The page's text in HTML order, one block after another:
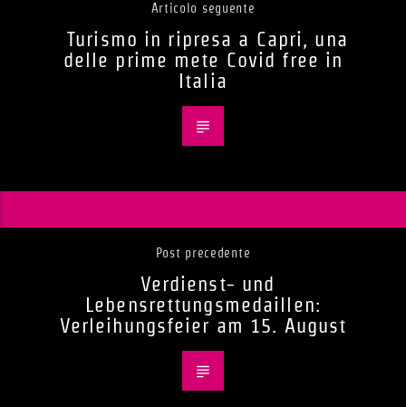
Articolo seguente
Turismo in ripresa a Capri, una
delle prime mete Covid free in
Italia
Post precedente
Verdienst- und
Lebensrettungsmedaillen:
Verleihungsfeier am 15. August